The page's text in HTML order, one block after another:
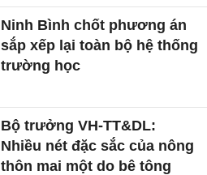
Ninh Bình chốt phương án
sắp xếp lại toàn bộ hệ thống
trường học
Bộ trưởng VH-TT&DL:
Nhiều nét đặc sắc của nông
thôn mai một do bê tông